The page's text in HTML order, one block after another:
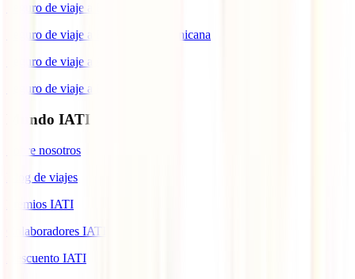
Seguro de viaje a Estados Unidos
Seguro de viaje a República Dominicana
Seguro de viaje a Argentina
Seguro de viaje a Brasil
Mundo IATI
Sobre nosotros
Blog de viajes
Premios IATI
Colaboradores IATI
Descuento IATI